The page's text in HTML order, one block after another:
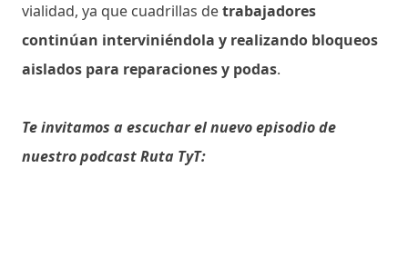
vialidad, ya que cuadrillas detrabajadores
continúan interviniéndola y realizando bloqueos
aislados para reparaciones y podas.
Te invitamos a escuchar el nuevo episodio de
nuestro podcast Ruta TyT: